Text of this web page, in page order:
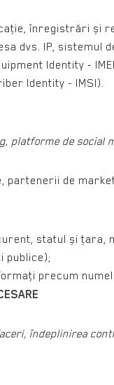
înregistrări și
dvs. IP, sistemul
Identity -
Identity - IMSI).
platforme de social
de
statul și
publice);
precum
îndeplinirea